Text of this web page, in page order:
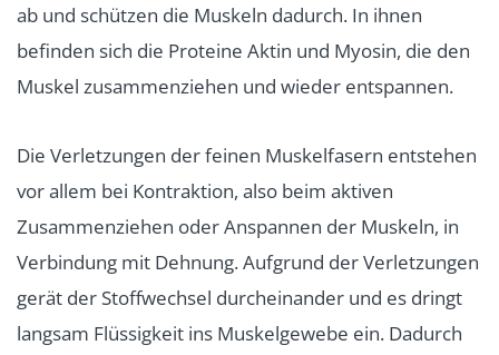
ab und schützen die Muskeln dadurch. In ihnen
befinden sich die Proteine Aktin und Myosin, die den
Muskel zusammenziehen und wieder entspannen.
Die Verletzungen der feinen Muskelfasern entstehen
vor allem bei Kontraktion, also beim aktiven
Zusammenziehen oder Anspannen der Muskeln, in
Verbindung mit Dehnung. Aufgrund der Verletzungen
gerät der Stoffwechsel durcheinander und es dringt
langsam Flüssigkeit ins Muskelgewebe ein. Dadurch